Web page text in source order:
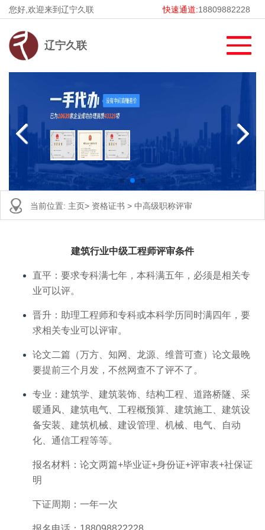
您好,欢迎来到辽宁久联 快速通道:18809882228
辽宁久联
当前位置: 主页> 资格证书 > 中高级职称评审
建筑行业中级工程师评审条件
直平：要求专科满七年，本科满五年，必须是相关专
业可以评。
晋升：助理工程师和专科或本科学历同时满四年，要
求相关专业可以评审。
论文二篇（万方、知网、龙源、维普可查）论文最晚
要提前三个月发，不然网查不了评不了。
专业：建筑学、建筑装饰、结构工程、道路桥隧、采
暖通风、建筑电气、工程概预算、建筑施工、建筑设
备安装、建筑机械、建设管理、机械、电气、自动
化、通信工程等等。
报名材料：论文两篇+毕业证+身份证+评审表+社保证
明
下证周期：一年一次